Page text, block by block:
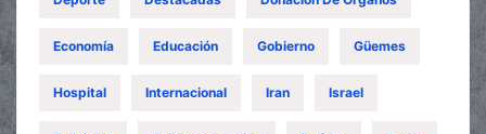
Economía Educación Gobierno Güemes
Hospital Internacional Iran Israel